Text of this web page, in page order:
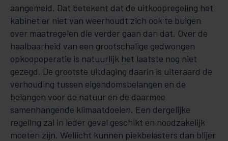
aangemeld. Dat betekent dat de uitkoopregeling het
kabinet er niet van weerhoudt zich ook te buigen
over maatregelen die verder gaan dan dat. Over de
haalbaarheid van een grootschalige gedwongen
opkoopoperatie is natuurlijk het laatste nog niet
gezegd. De grootste uitdaging daarin is uiteraard de
verhouding tussen eigendomsbelangen en de
belangen voor de natuur en de daarmee
samenhangende klimaatdoelen. Een dergelijke
regeling zal in ieder geval geschikt en noodzakelijk
moeten zijn. Wellicht kunnen piekbelasters dan blijer